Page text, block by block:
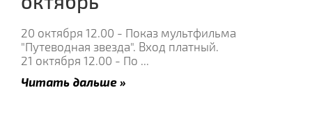
20 октября 12.00 - Показ мультфильма
"Путеводная звезда". Вход платный.
21 октября 12.00 - По ...
Читать дальше »